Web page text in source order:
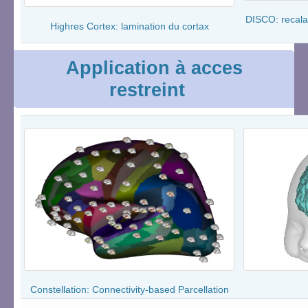
Highres Cortex: lamination du cortax
DISCO:
Application à acces
restreint
Constellation: Connectivity-based Parcellation